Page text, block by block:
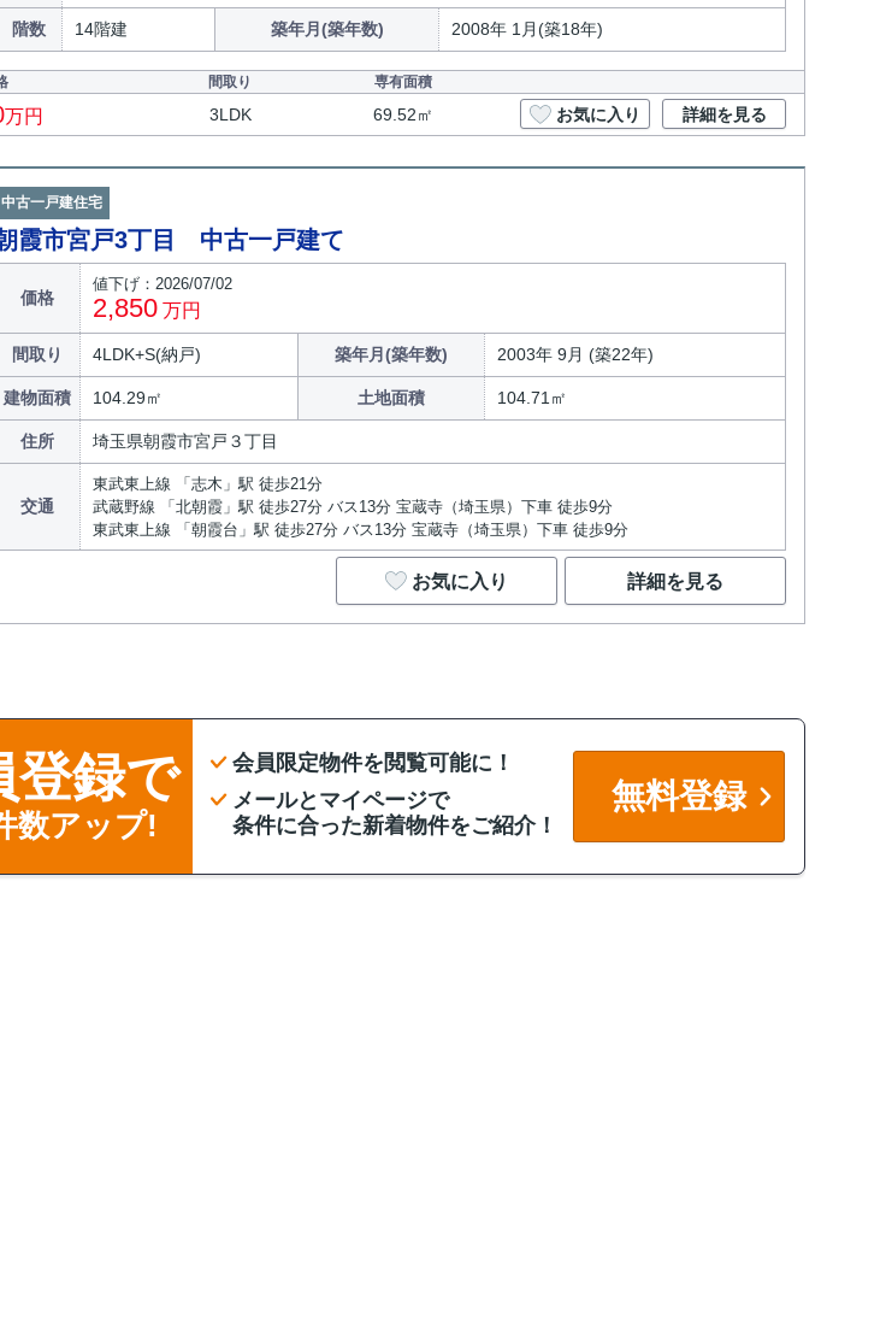
階数 14階建 築年月(築年数) 2008年 1月(築18年)
間取り 専有面積
万円 3LDK 69.52㎡ お気に入り 詳細を見る
中古一戸建住宅
霞市宮戸3丁目 中古一戸建て
価格
値下げ：2026/07/02
2,850 万円
間取り 4LDK+S(納戸) 築年月(築年数) 2003年 9月 (築22年)
建物面積 104.29㎡ 土地面積 104.71㎡
住所 埼玉県朝霞市宮戸３丁目
交通
東武東上線 「志木」駅 徒歩21分
武蔵野線 「北朝霞」駅 徒歩27分 バス13分 宝蔵寺（埼玉県）下車 徒歩9分
東武東上線 「朝霞台」駅 徒歩27分 バス13分 宝蔵寺（埼玉県）下車 徒歩9分
お気に入り 詳細を見る
登録で
数アップ!
会員限定物件を閲覧可能に！
メールとマイページで
条件に合った新着物件をご紹介！
無料登録